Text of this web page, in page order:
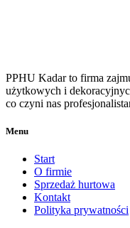
PPHU Kadar to firma
użytkowych i
co czyni nas
Menu
Start
O firmie
Sprzedaż hurtowa
Kontakt
Polityka prywatności